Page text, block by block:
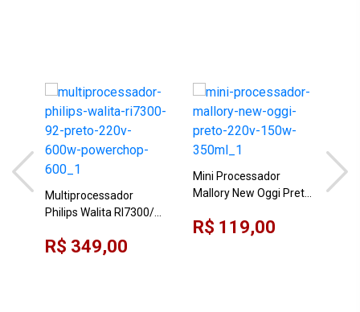
Multiprocessador
Philips Walita RI7300/92
PowerChop 600
R$ 349,00
Mini Processador
Mallory New Oggi Preto
R$ 119,00